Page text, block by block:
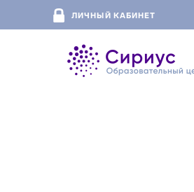
ЛИЧНЫЙ КАБИНЕТ